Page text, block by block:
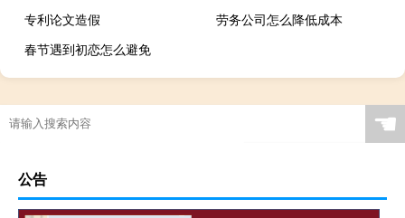
专利论文造假
劳务公司怎么降低成本
春节遇到初恋怎么避免
☚
公告